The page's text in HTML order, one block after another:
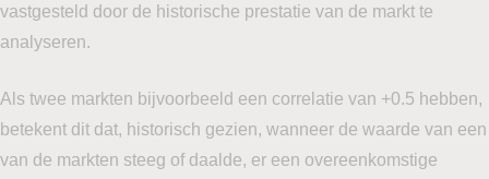
vastgesteld door de historische prestatie van de markt te
analyseren.
Als twee markten bijvoorbeeld een correlatie van +0.5 hebben,
betekent dit dat, historisch gezien, wanneer de waarde van een
van de markten steeg of daalde, er een overeenkomstige